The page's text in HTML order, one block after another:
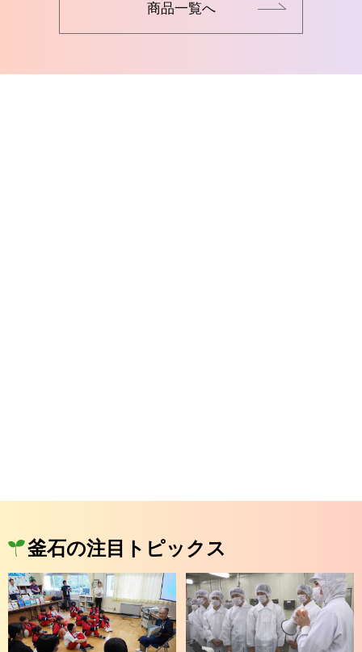
商品一覧へ
釜石の注目トピックス